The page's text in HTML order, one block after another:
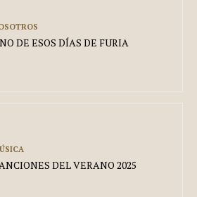
DE ESOS DÍAS DE FURIA
DEL VERANO 2025